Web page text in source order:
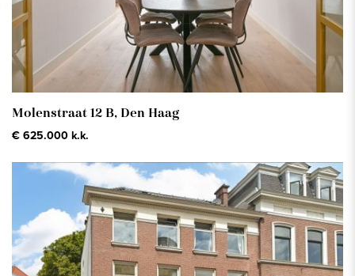
Molenstraat 12 B, Den Haag
€ 625.000 k.k.